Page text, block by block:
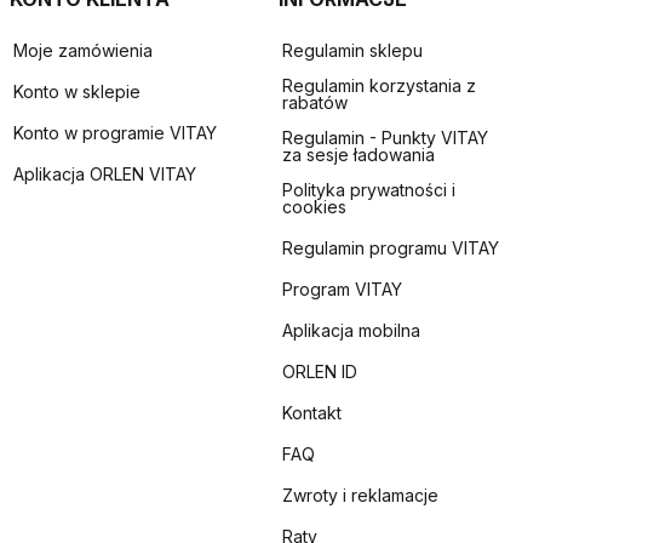
Moje zamówienia
Konto w sklepie
Konto w programie VITAY
Aplikacja ORLEN VITAY
Regulamin sklepu
Regulamin korzystania z
rabatów
Regulamin - Punkty VITAY
za sesje ładowania
Polityka prywatności i
cookies
Regulamin programu VITAY
Program VITAY
Aplikacja mobilna
ORLEN ID
Kontakt
FAQ
Zwroty i reklamacje
Raty